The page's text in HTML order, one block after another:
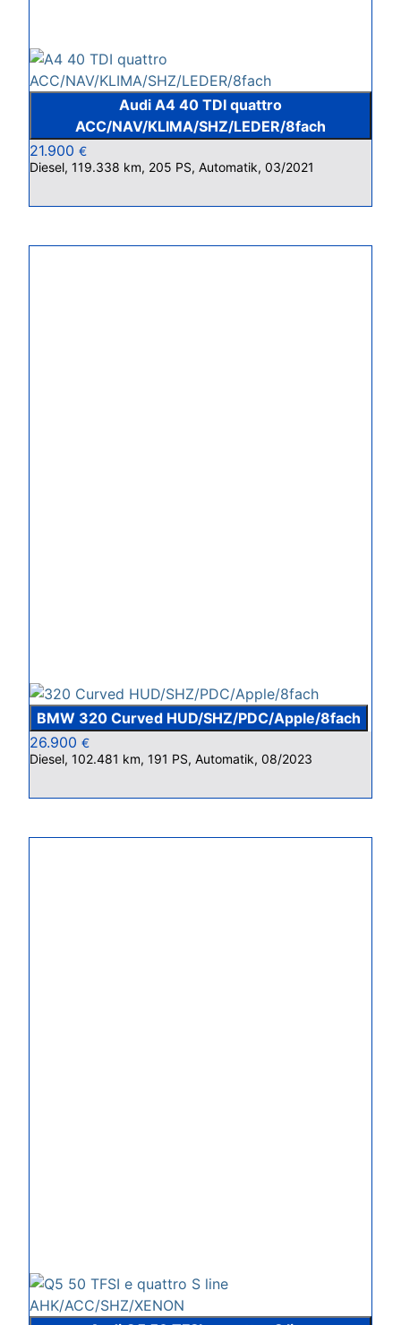
Audi A4 40 TDI quattro
ACC/NAV/KLIMA/SHZ/LEDER/8fach
21.900 €
Diesel, 119.338 km, 205 PS, Automatik, 03/2021
BMW 320 Curved HUD/SHZ/PDC/Apple/8fach
26.900 €
Diesel, 102.481 km, 191 PS, Automatik, 08/2023